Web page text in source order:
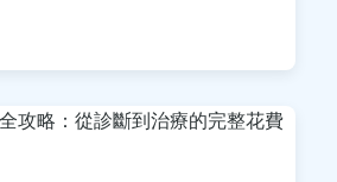
治療選擇。內容基於醫學知
後期所需資訊。